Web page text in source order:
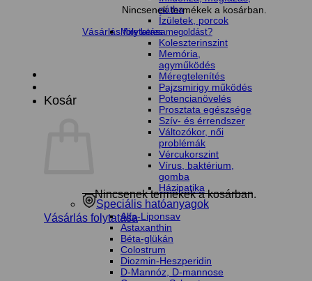
Nincsenek termékek a kosárban.
Vásárlás folytatása
Kosár
Nincsenek termékek a kosárban.
Vásárlás folytatása
nátha
Ízületek, porcok
Mire keres megoldást?
Koleszterinszint
Memória,
agyműködés
Méregtelenítés
Pajzsmirigy működés
Potencianövelés
Prosztata egészsége
Szív- és érrendszer
Változókor, női
problémák
Vércukorszint
Vírus, baktérium,
gomba
Házipatika
Speciális hatóanyagok
Alfa-Liponsav
Astaxanthin
Béta-glükán
Colostrum
Diozmin-Heszperidin
D-Mannóz, D-mannose